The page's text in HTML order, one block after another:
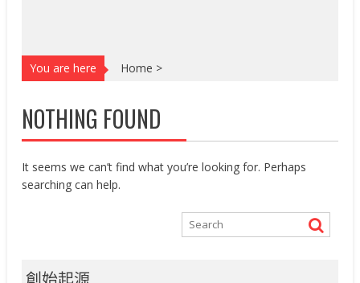
You are here Home >
NOTHING FOUND
It seems we can’t find what you’re looking for. Perhaps
searching can help.
創始起源